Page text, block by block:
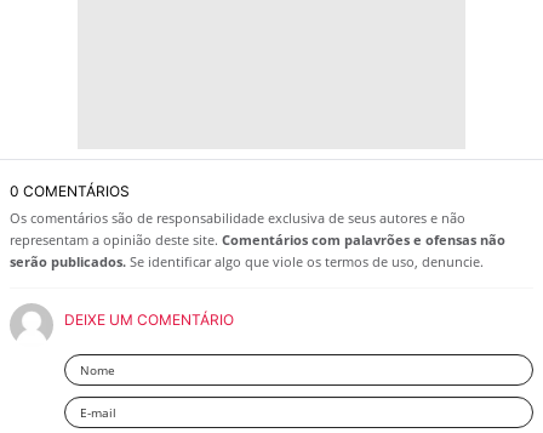
0 COMENTÁRIOS
Os comentários são de responsabilidade exclusiva de seus autores e não
representam a opinião deste site. Comentários com palavrões e ofensas não
serão publicados. Se identificar algo que viole os termos de uso, denuncie.
DEIXE UM COMENTÁRIO
Nome
Email